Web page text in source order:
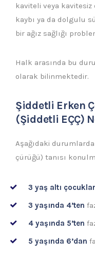
kaviteli veya kavitesiz
kaybı ya da dolgulu
bir ağız sağlığı
Halk arasında bu
olarak bilinmektedir.
Şiddetli Erken
(Şiddetli EÇÇ)
Aşağıdaki
çürüğü) tanısı
3 yaş altı
3 yaşında 4’ten
4 yaşında 5’ten
5 yaşında 6’dan